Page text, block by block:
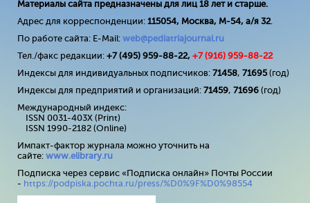
Материалы сайта предназначены для лиц 18 лет и старше.
Адрес для корреспонденции: 115054, Москва, М-54, а/я 32.
По работе сайта: E-Mail: web@pediatriajournal.ru
Тел./факс редакции: +7 (495) 959-88-22, +7 (916) 959-88-22
Индексы для индивидуальных подписчиков: 71458, 71695(год)
Индексы для предприятий и организаций: 71459, 71696 (год)
Международный индекс:
ISSN 0031-403X (Print)
ISSN 1990-2182 (Online)
Импакт-фактор журнала можно уточнить на
сайте: www.elibrary.ru
Подписка через сервис «Подписка онлайн» Почты России
- https://podpiska.pochta.ru/press/%D0%9F%D0%98554